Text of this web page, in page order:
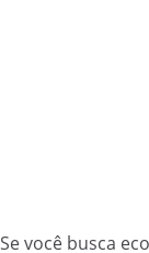
Se você busca